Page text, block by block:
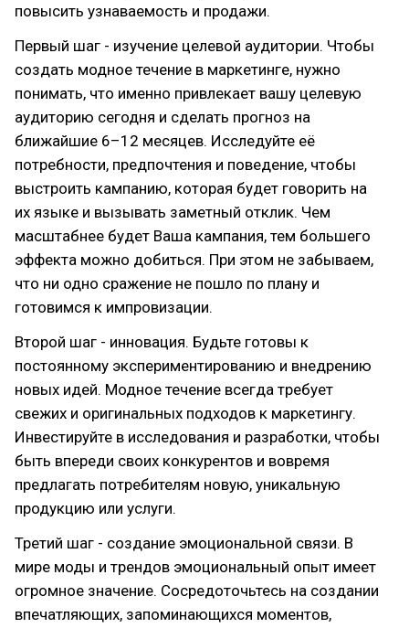
повысить узнаваемость и продажи.
Первый шаг - изучение целевой аудитории. Чтобы
создать модное течение в маркетинге, нужно
понимать, что именно привлекает вашу целевую
аудиторию сегодня и сделать прогноз на
ближайшие 6–12 месяцев. Исследуйте её
потребности, предпочтения и поведение, чтобы
выстроить кампанию, которая будет говорить на
их языке и вызывать заметный отклик. Чем
масштабнее будет Ваша кампания, тем большего
эффекта можно добиться. При этом не забываем,
что ни одно сражение не пошло по плану и
готовимся к импровизации.
Второй шаг - инновация. Будьте готовы к
постоянному экспериментированию и внедрению
новых идей. Модное течение всегда требует
свежих и оригинальных подходов к маркетингу.
Инвестируйте в исследования и разработки, чтобы
быть впереди своих конкурентов и вовремя
предлагать потребителям новую, уникальную
продукцию или услуги.
Третий шаг - создание эмоциональной связи. В
мире моды и трендов эмоциональный опыт имеет
огромное значение. Сосредоточьтесь на создании
впечатляющих, запоминающихся моментов,